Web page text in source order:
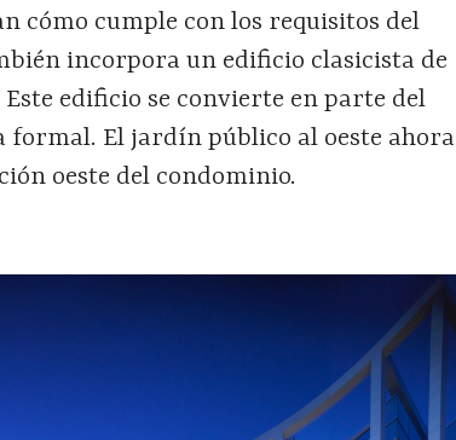
cómo cumple con los requisitos del
incorpora un edificio clasicista de
edificio se convierte en parte del
formal. El jardín público al oeste ahora
oeste del condominio.